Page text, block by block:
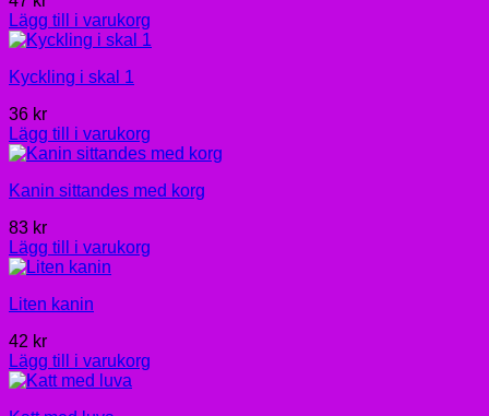
Lägg till i varukorg
Kyckling i skal 1
36 kr
Lägg till i varukorg
Kanin sittandes med korg
83 kr
Lägg till i varukorg
Liten kanin
42 kr
Lägg till i varukorg